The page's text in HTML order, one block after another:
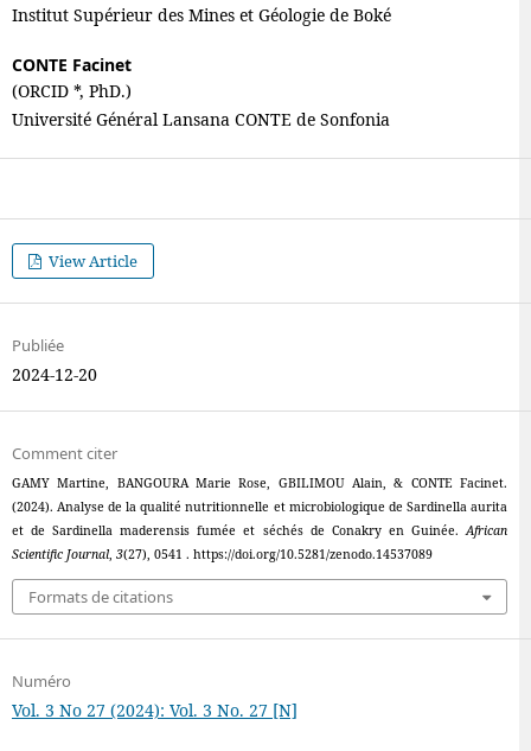
Institut Supérieur des Mines et Géologie de Boké
CONTE Facinet
(ORCID *, PhD.)
Université Général Lansana CONTE de Sonfonia
View Article
Publiée
2024-12-20
Comment citer
GAMY Martine, BANGOURA Marie Rose, GBILIMOU Alain, & CONTE Facinet.
(2024). Analyse de la qualité nutritionnelle et microbiologique de Sardinella aurita
et de Sardinella maderensis fumée et séchés de Conakry en Guinée.African
Scientific Journal, 3(27), 0541 . https://doi.org/10.5281/zenodo.14537089
Formats de citations
Numéro
Vol. 3 No 27 (2024): Vol. 3 No. 27 [N]